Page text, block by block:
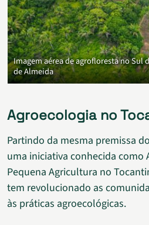
Imagem aérea de agrofloresta no Sul
de Almeida
Agroecologia no
Partindo da mesma premissa
uma iniciativa conhecida como
Pequena Agricultura no
tem revolucionado as
às práticas agroecológicas.